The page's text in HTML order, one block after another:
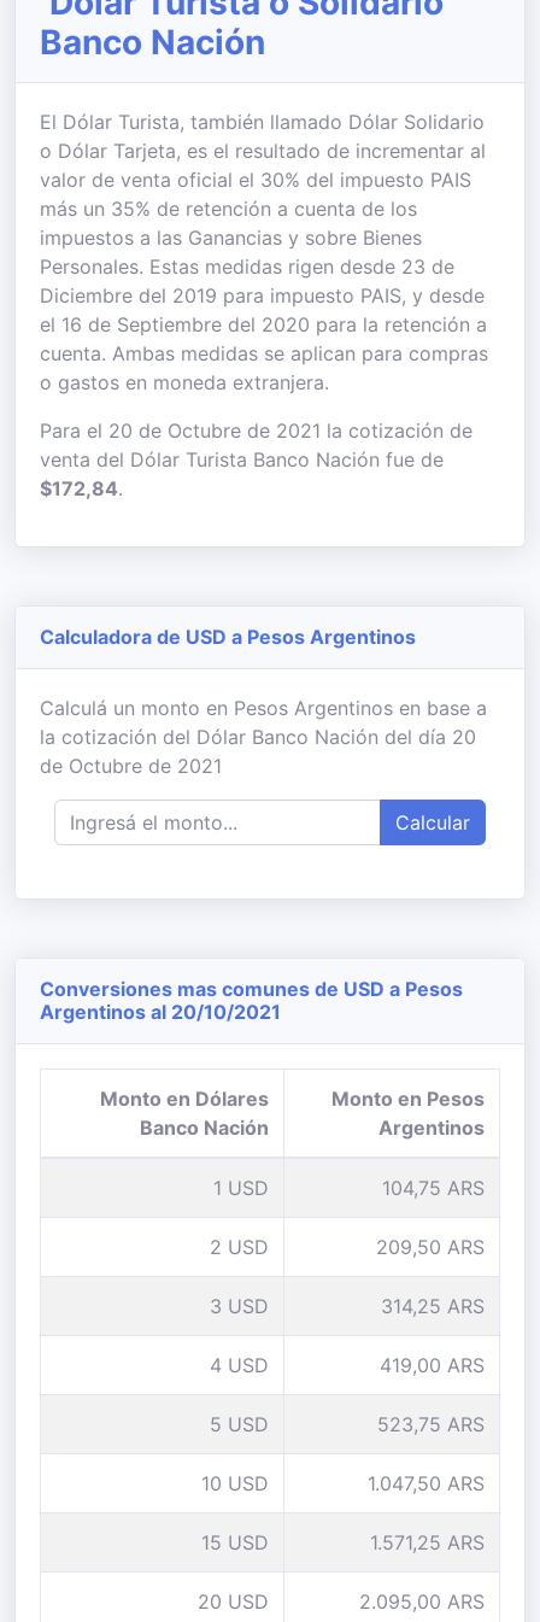
Banco Nación
El Dólar Turista, también llamado Dólar Solidario
o Dólar Tarjeta, es el resultado de incrementar al
valor de venta oficial el 30% del impuesto PAIS
más un 35% de retención a cuenta de los
impuestos a las Ganancias y sobre Bienes
Personales. Estas medidas rigen desde 23 de
Diciembre del 2019 para impuesto PAIS, y desde
el 16 de Septiembre del 2020 para la retención a
cuenta. Ambas medidas se aplican para compras
o gastos en moneda extranjera.
Para el 20 de Octubre de 2021 la cotización de
venta del Dólar Turista Banco Nación fue de
$172,84.
Calculadora de USD a Pesos Argentinos
Calculá un monto en Pesos Argentinos en base a
la cotización del Dólar Banco Nación del día 20
de Octubre de 2021
Calcular
Conversiones mas comunes de USD a Pesos
Argentinos al 20/10/2021
Monto en Dólares
Banco Nación
Monto en Pesos
Argentinos
1 USD 104,75 ARS
2 USD 209,50 ARS
3 USD 314,25 ARS
4 USD 419,00 ARS
5 USD 523,75 ARS
10 USD 1.047,50 ARS
15 USD 1.571,25 ARS
20 USD 2.095,00 ARS